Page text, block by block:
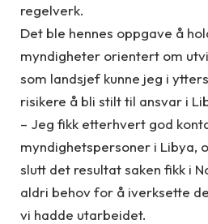
regelverk.
Det ble hennes oppgave å
myndigheter orientert om
som landsjef kunne jeg i
risikere å bli stilt til ansvar i
– Jeg fikk etterhvert god
myndighetspersoner i Libya,
slutt det resultat saken fikk i
aldri behov for å iverksette
vi hadde utarbeidet.